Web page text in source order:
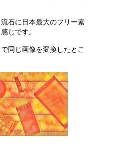
石に日本最大のフリー素
じです。
同じ画像を変換したとこ